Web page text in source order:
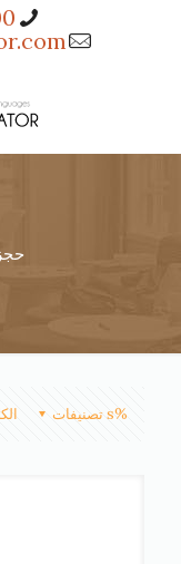
%s تصنيفات